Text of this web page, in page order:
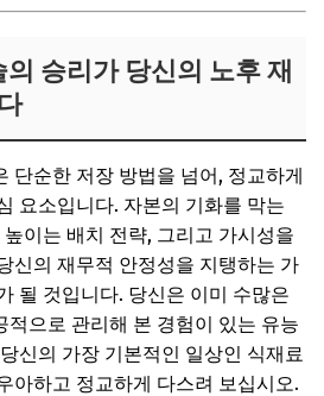
승리가 당신의 노후 재
단순한 저장 방법을 넘어, 정교하게
요소입니다. 자본의 기화를 막는
이는 배치 전략, 그리고 가시성을
신의 재무적 안정성을 지탱하는 가
될 것입니다. 당신은 이미 수많은
적으로 관리해 본 경험이 있는 유능
신의 가장 기본적인 일상인 식재료
아하고 정교하게 다스려 보십시오.